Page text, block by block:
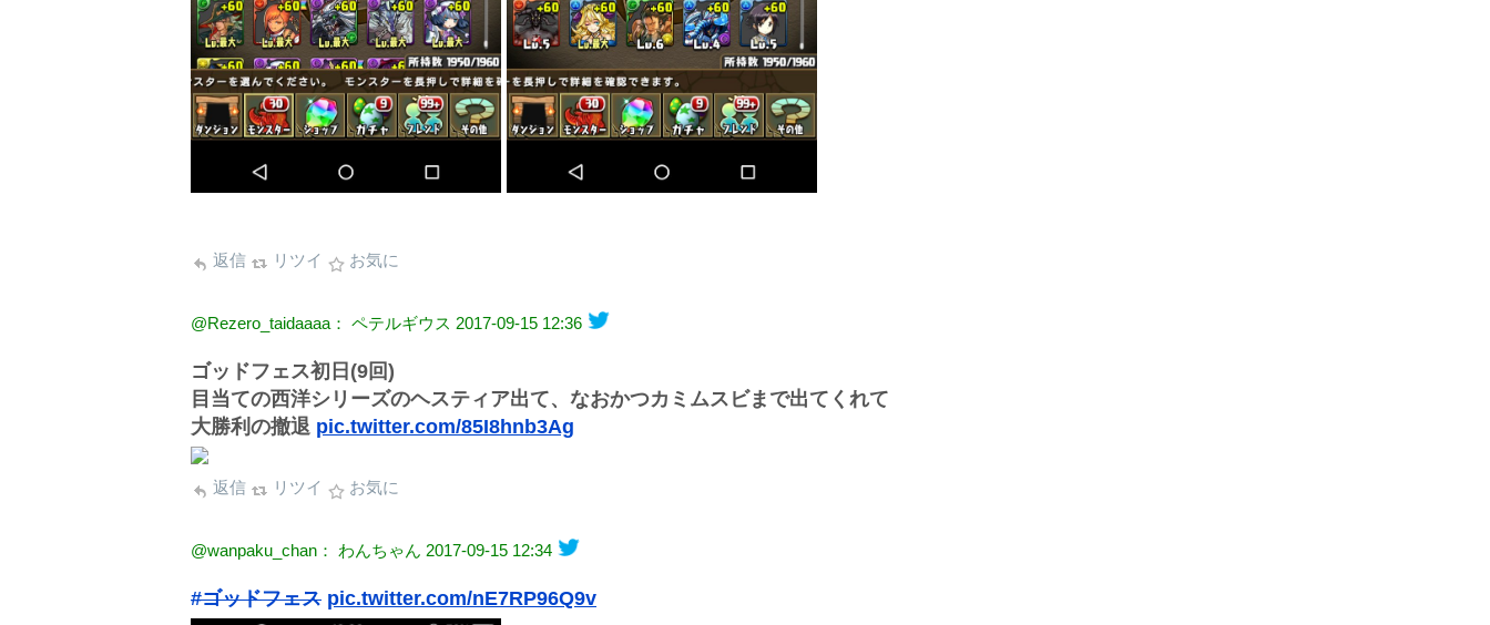
返信 リツイ お気に
@Rezero_taidaaaa： ペテルギウス 2017-09-15 12:36
ゴッドフェス初日(9回)
目当ての西洋シリーズのヘスティア出て、なおかつカミムスビまで出てくれて
大勝利の撤退 pic.twitter.com/85I8hnb3Ag
返信 リツイ お気に
@wanpaku_chan： わんちゃん 2017-09-15 12:34
#ゴッドフェス pic.twitter.com/nE7RP96Q9v